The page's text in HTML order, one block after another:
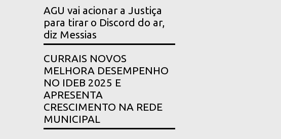
AGU vai acionar a Justiça
para tirar o Discord do ar,
diz Messias
CURRAIS NOVOS
MELHORA DESEMPENHO
NO IDEB 2025 E
APRESENTA
CRESCIMENTO NA REDE
MUNICIPAL